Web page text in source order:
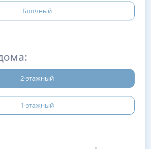
Блочный
2-этажный
1-этажный